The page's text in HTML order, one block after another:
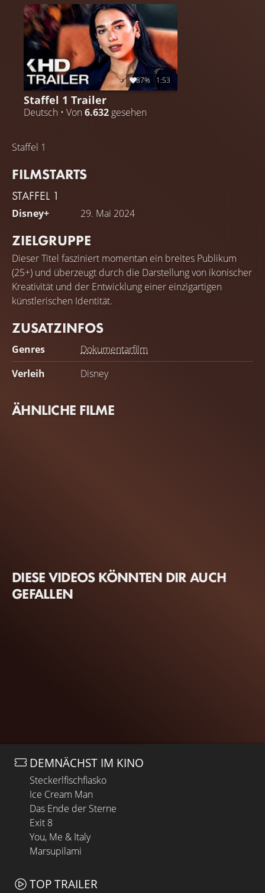
reiche Geschichte Camdens erleben. Weltberühmte
Musiker erzählen von ihren Erfahrungen in Camden: von
ihren ersten Auftritten bis hin zu ausverkauften
Konzerten, von den Höhen und Tiefen der Nächte und
von einer Jugend, in der sie die Musik entdeckten.
87% 1:53
Staffel 1 Trailer
Deutsch • Von 6.632 gesehen
Staffel 1
FILMSTARTS
STAFFEL 1
Disney+ 29. Mai 2024
ZIELGRUPPE
Dieser Titel fasziniert momentan ein breites Publikum
(25+) und überzeugt durch die Darstellung von ikonischer
Kreativität und der Entwicklung einer einzigartigen
künstlerischen Identität.
ZUSATZINFOS
Genres
Dokumentarfilm
Verleih
Disney
ÄHNLICHE FILME
DIESE VIDEOS KÖNNTEN DIR AUCH
GEFALLEN
DEMNÄCHST IM KINO
Steckerlfischfiasko
Ice Cream Man
Das Ende der Sterne
Exit 8
You, Me & Italy
Marsupilami
TOP TRAILER